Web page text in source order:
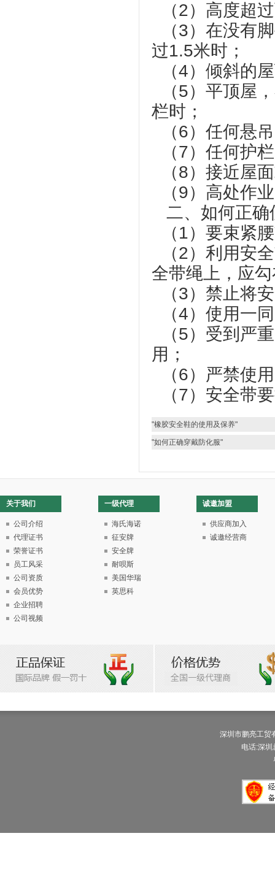
（2）高度超
（3）在没有
过1.5米时；
（4）倾斜的
（5）平顶屋
栏时；
（6）任何悬
（7）任何护
（8）接近屋
（9）高处作
二、如何正
（1）要束紧
（2）利用安
全带绳上，应
（3）禁止将
（4）使用一
（5）受到严
用；
（6）严禁使
（7）安全带
"橡胶安全鞋的使用及保养"
"如何正确穿戴防化服"
关于我们
公司介绍
代理证书
荣誉证书
员工风采
公司资质
会员优势
企业招聘
公司视频
一级代理
海氏海诺
征安牌
安全牌
耐呗斯
美国华瑞
英思科
诚邀加盟
供应商加入
诚邀经营商
深圳市鹏亮工
电话:深